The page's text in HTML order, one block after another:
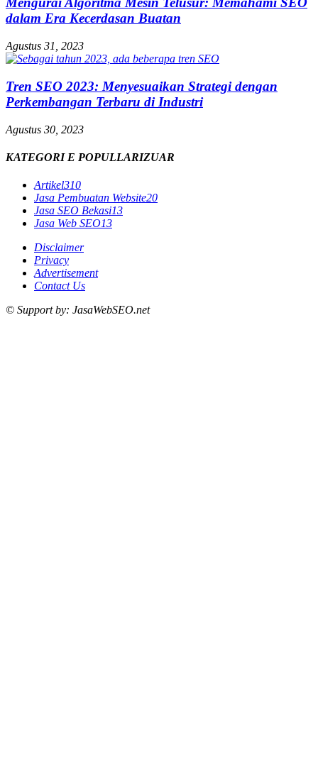
dalam Era Kecerdasan Buatan
Agustus 31, 2023
Tren SEO 2023: Menyesuaikan Strategi dengan
Perkembangan Terbaru di Industri
Agustus 30, 2023
KATEGORI E POPULLARIZUAR
Artikel310
Jasa Pembuatan Website20
Jasa SEO Bekasi13
Jasa Web SEO13
Disclaimer
Privacy
Advertisement
Contact Us
© Support by: JasaWebSEO.net